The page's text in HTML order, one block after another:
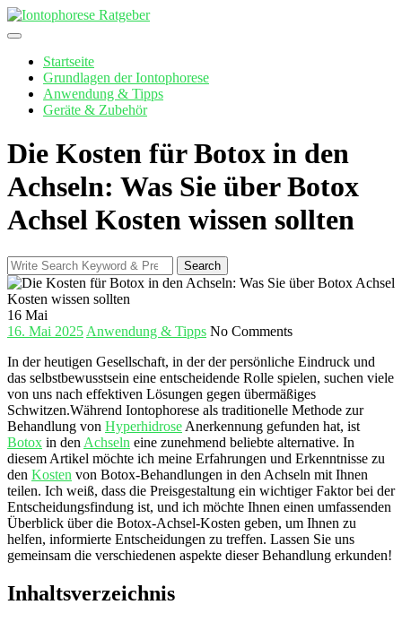
Skip
to
Startseite
Grundlagen der Iontophorese
Anwendung & Tipps
Geräte & Zubehör
Die Kosten für Botox in den
Achseln: Was Sie über Botox
Achsel Kosten wissen sollten
Search
for:
Search
16 Mai
16. Mai 2025 Anwendung & Tipps No Comments
In der heutigen⁢ Gesellschaft, ⁢in der der persönliche Eindruck und
das selbstbewusstsein eine entscheidende Rolle spielen, suchen viele
von uns​ nach​ effektiven Lösungen gegen übermäßiges
Schwitzen.Während Iontophorese als traditionelle Methode zur
Behandlung‌ von Hyperhidrose Anerkennung gefunden hat, ist
Botox in den Achseln eine zunehmend beliebte alternative.‍ In
diesem Artikel möchte ich​ meine Erfahrungen und Erkenntnisse zu
den Kosten von Botox-Behandlungen in den Achseln mit Ihnen
teilen. Ich weiß, dass die Preisgestaltung ein wichtiger​ Faktor bei der
Entscheidungsfindung ist, und ich ⁢möchte Ihnen einen umfassenden
Überblick über die Botox-Achsel-Kosten geben, um Ihnen zu
helfen, informierte Entscheidungen zu treffen. Lassen Sie uns
gemeinsam die verschiedenen aspekte‌ dieser Behandlung erkunden!
Inhaltsverzeichnis